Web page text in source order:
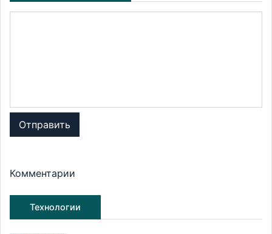
Отправить
Комментарии
Технологии